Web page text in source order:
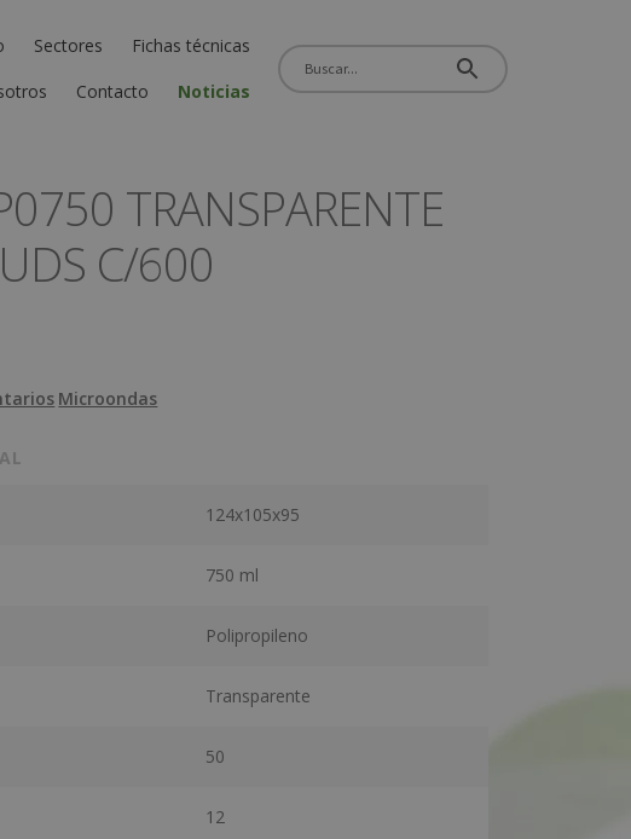
Sectores
Fichas técnicas
Contacto Noticias
TRANSPARENTE
C/600
Microondas
124x105x95
750 ml
Polipropileno
Transparente
50
12